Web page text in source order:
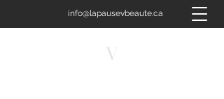
info@lapausevbeaute.ca